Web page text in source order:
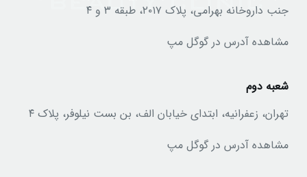
جنب داروخانه بهرامی، پلاک ۲۰۱۷، طبقه ۳ و ۴
مشاهده آدرس در گوگل مپ
شعبه دوم
تهران، زعفرانیه، ابتدای خیابان الف، بن بست نیلوفر، پلاک ۴
مشاهده آدرس در گوگل مپ